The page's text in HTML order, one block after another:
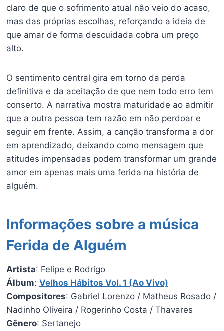
claro de que o sofrimento atual não veio do acaso,
mas das próprias escolhas, reforçando a ideia de
que amar de forma descuidada cobra um preço
alto.
O sentimento central gira em torno da perda
definitiva e da aceitação de que nem todo erro tem
conserto. A narrativa mostra maturidade ao admitir
que a outra pessoa tem razão em não perdoar e
seguir em frente. Assim, a canção transforma a dor
em aprendizado, deixando como mensagem que
atitudes impensadas podem transformar um grande
amor em apenas mais uma ferida na história de
alguém.
Informações sobre a música
Ferida de Alguém
Artista: Felipe e Rodrigo
Álbum: Velhos Hábitos Vol. 1 (Ao Vivo)
Compositores: Gabriel Lorenzo / Matheus Rosado /
Nadinho Oliveira / Rogerinho Costa / Thavares
Gênero: Sertanejo